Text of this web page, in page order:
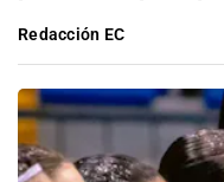
Redacción EC